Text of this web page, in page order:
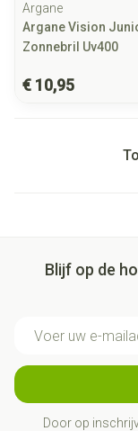
Argane
Argane Vision
Zonnebril Uv400
€ 10,95
Blijf op de
Door op